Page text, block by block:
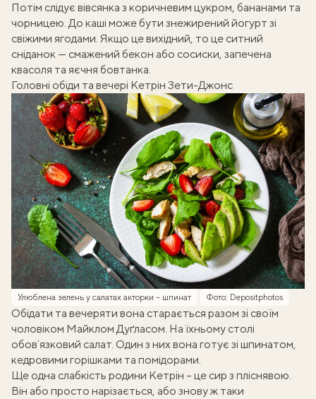
Потім слідує вівсянка з коричневим цукром, бананами та
чорницею. До каші може бути знежирений йогурт зі
свіжими ягодами. Якщо це вихідний, то це ситний
сніданок — смажений бекон або сосиски, запечена
квасоля та яєчня бовтанка.
Головні обіди та вечері Кетрін Зети-Джонс
Улюблена зелень у салатах акторки – шпинат Фото: Depositphotos
Обідати та вечеряти вона старається разом зі своїм
чоловіком Майклом Дуґласом. На їхньому столі
обовʼязковий салат. Один з них вона готує зі шпинатом,
кедровими горішками та помідорами.
Ще одна слабкість родини Кетрін – це сир з пліснявою.
Він або просто нарізається, або знову ж таки